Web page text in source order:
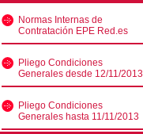
Normas Internas de
Contratación EPE Red.es
Pliego Condiciones
Generales desde 12/11/2013
Pliego Condiciones
Generales hasta 11/11/2013